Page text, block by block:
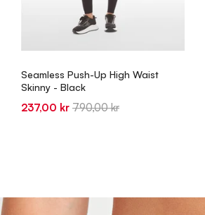
Seamless Push-Up High Waist
Skinny - Black
Sale
237,00 kr Original
790,00 kr